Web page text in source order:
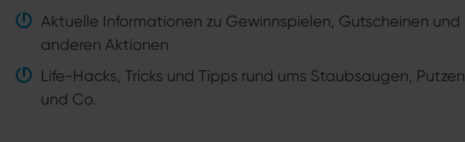
Aktuelle Informationen zu Gewinnspielen, Gutscheinen und
anderen Aktionen
Life-Hacks, Tricks und Tipps rund ums Staubsaugen, Putzen
und Co.